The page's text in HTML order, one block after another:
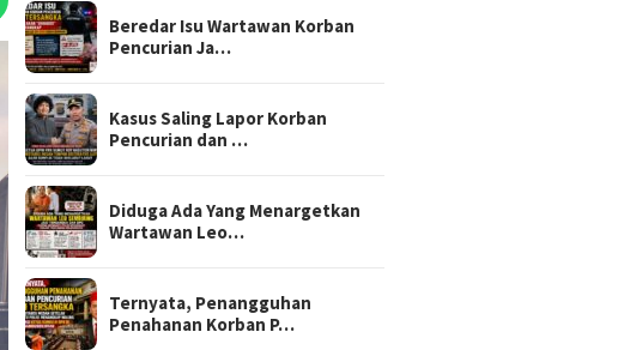
Beredar Isu Wartawan Korban
Pencurian Ja…
Kasus Saling Lapor Korban
Pencurian dan …
Diduga Ada Yang Menargetkan
Wartawan Leo…
Ternyata, Penangguhan
Penahanan Korban P…